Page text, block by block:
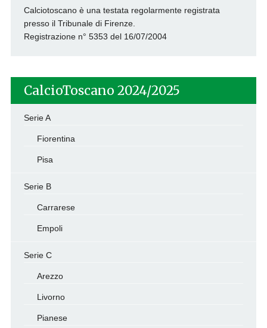
Calciotoscano è una testata regolarmente registrata
presso il Tribunale di Firenze.
Registrazione n° 5353 del 16/07/2004
CalcioToscano 2024/2025
Serie A
Fiorentina
Pisa
Serie B
Carrarese
Empoli
Serie C
Arezzo
Livorno
Pianese